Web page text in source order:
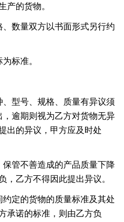
产的货物。
数量双方以书面形式另行约
标准。
型号、规格、质量有异议须
逾期则视为乙方对货物无异
出的异议，甲方应及时处
管不善造成的产品质量下降
，乙方不得因此提出异议。
定的货物的质量标准及其处
承诺的标准，则由乙方负